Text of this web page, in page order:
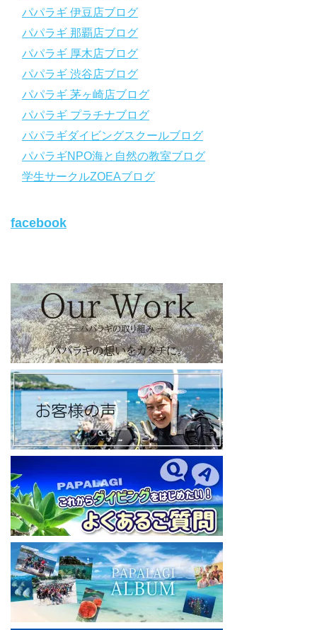
＿＿＿＿＿＿＿＿＿＿＿＿＿＿＿＿＿＿＿＿＿＿＿＿＿＿＿＿
https://www.papalagi.co.jp/lp/line_registration/.
YouTubeで言えない話をこっそり配信
◆ライセンス取得の前に知っておきたい情報満載の動画はコチラ
https://youtu.be/UBiZ64WlU7c?si=I5rkY-mkfTCxZVn7
◆ライセンス取得コースについて知りたい方はコチラ
ode
【パパラギダイビングスクール ホームページ】
https://www.papalagi.co.jp
旬な海の情報はコチラから！
日々の活動状況や報告はXで公開中！
https://x.com/papalagidivers?s=20
【パパラギダイビングスクール Blog
】
お得なイベント告知やツアー情報を知りたい方へ
https://papalagi-blog.com/
◆YouTubeチャンネル登録はコチラから
https://www.youtube.com/channel/UCYG3vspMIHdLQaKA7XNIjD
◆各地の水中世界を紹介するチャンネル、その名も「水中世界」
（サブチャンネル）
https://www.youtube.com/@user-mw1pw2jb4j
【初心者ダイビングライセンスコースはコチラ】
https://www.papalagi.co.jp/databox/data.php/campaign_owd_ja/c
ode
====================================
パパラギダイビングスクール
藤沢本店
神奈川県藤沢市 南藤沢10-4
本社企画部
0466-26-6101
====================================
#ダイビングライセンス #ダイビング #スキューバダイビング
パパラギ 伊豆店ブログ
パパラギ 那覇店ブログ
パパラギ 厚木店ブログ
パパラギ 渋谷店ブログ
パパラギ 茅ヶ崎店ブログ
パパラギ プラチナブログ
パパラギダイビングスクールブログ
パパラギNPO海と自然の教室ブログ
学生サークルZOEAブログ
facebook